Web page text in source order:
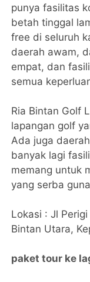
punya fasilitas
betah tinggal
free di seluruh
daerah awam,
empat, dan
semua
Ria Bintan Golf
lapangan golf
Ada juga
banyak lagi
memang untuk
yang serba
Lokasi : Jl
Bintan Utara,
paket tour ke